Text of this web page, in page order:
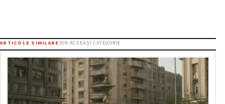
ARTICOLE SIMILARE DIN ACEEAȘI CATEGORIE